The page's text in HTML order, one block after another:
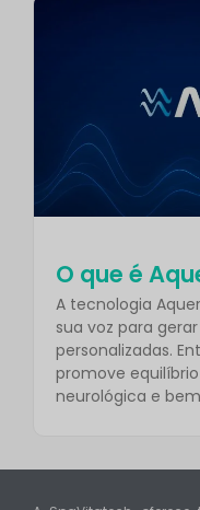
O que é
A tecnologia
sua voz para
personalizadas.
promove
neurológica e